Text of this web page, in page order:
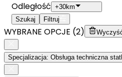
Odległość +30km
Szukaj
Filtruj
WYBRANE OPCJE (2)
Specjalizacja: Obsługa techniczna